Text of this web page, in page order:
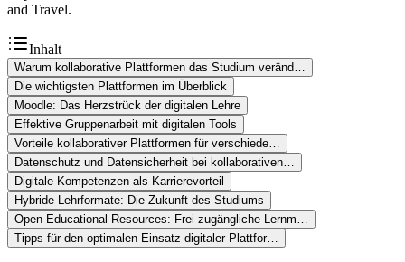
and Travel.
Inhalt
Warum kollaborative Plattformen das Studium veränd…
Die wichtigsten Plattformen im Überblick
Moodle: Das Herzstrück der digitalen Lehre
Effektive Gruppenarbeit mit digitalen Tools
Vorteile kollaborativer Plattformen für verschiede…
Datenschutz und Datensicherheit bei kollaborativen…
Digitale Kompetenzen als Karrierevorteil
Hybride Lehrformate: Die Zukunft des Studiums
Open Educational Resources: Frei zugängliche Lernm…
Tipps für den optimalen Einsatz digitaler Plattfor…